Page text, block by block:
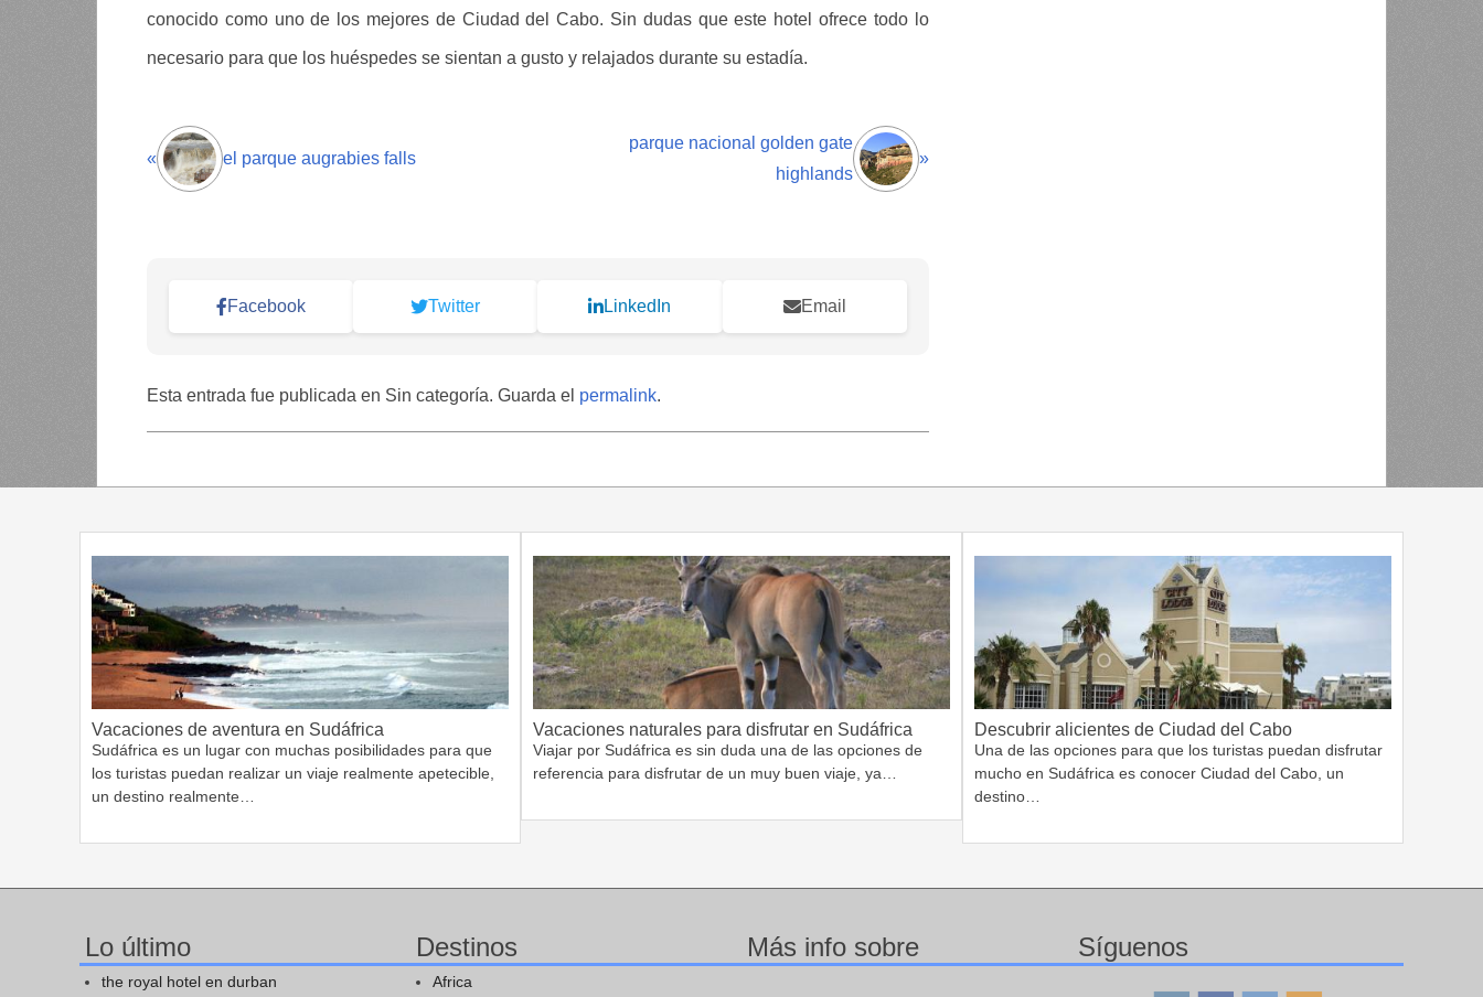
conocido como uno de los mejores de Ciudad del Cabo. Sin dudas que este hotel ofrece todo lo
necesario para que los huéspedes se sientan a gusto y relajados durante su estadía.
« el parque augrabies falls
parque nacional golden gate
highlands
»
Facebook Twitter LinkedIn Email
Esta entrada fue publicada en Sin categoría. Guarda el permalink.
Vacaciones de aventura en Sudáfrica
Sudáfrica es un lugar con muchas posibilidades para que
los turistas puedan realizar un viaje realmente apetecible,
un destino realmente…
Vacaciones naturales para disfrutar en Sudáfrica
Viajar por Sudáfrica es sin duda una de las opciones de
referencia para disfrutar de un muy buen viaje, ya…
Descubrir alicientes de Ciudad del Cabo
Una de las opciones para que los turistas puedan disfrutar
mucho en Sudáfrica es conocer Ciudad del Cabo, un
destino…
Lo último
the royal hotel en durban
Destinos
Africa
Más info sobre Síguenos